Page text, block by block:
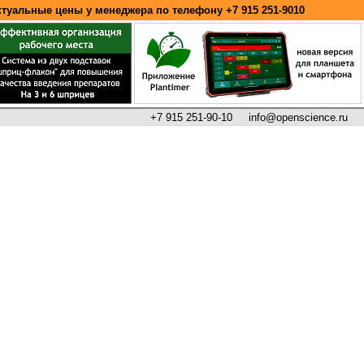
цены у менеджера по телефону +7 915 251-9010
info@openscience.ru
+7 915 251-90-10